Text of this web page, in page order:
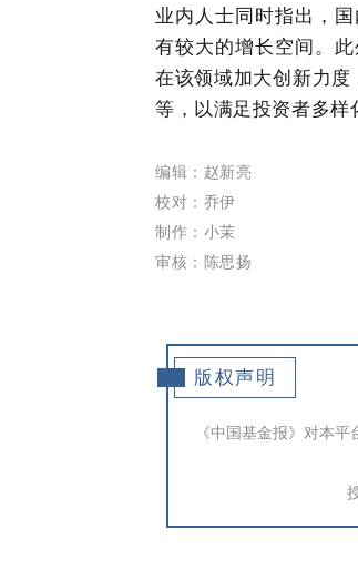
业内人士同时指出，
有较大的增长空间。
在该领域加大创新力度
等，以满足投资者多样
编辑：赵新亮
校对：乔伊
制作：小茉
审核：陈思扬
版权声明
《中国基金报》对本